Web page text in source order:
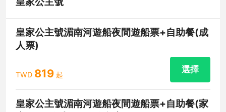
皇家公主號湄南河遊船夜間遊船票+自助餐(成
人票)
TWD 819 起
選擇
皇家公主號湄南河遊船夜間遊船票+自助餐(家